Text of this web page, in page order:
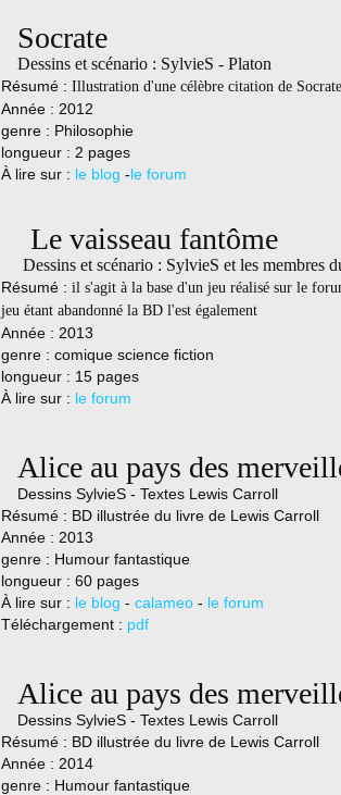
Socrate
Dessins et scénario : SylvieS - Platon
Résumé : Illustration d'une célèbre citation de Socrate
Année : 2012
genre : Philosophie
longueur : 2 pages
À lire sur : le blog -le forum
Le vaisseau fantôme
Dessins et scénario : SylvieS et les membres
Résumé : il s'agit à la base d'un jeu réalisé sur le
jeu étant abandonné la BD l'est également
Année : 2013
genre : comique science fiction
longueur : 15 pages
À lire sur : le forum
Alice au pays des
Dessins SylvieS - Textes Lewis Carroll
Résumé : BD illustrée du livre de Lewis Carroll
Année : 2013
genre : Humour fantastique
longueur : 60 pages
À lire sur : le blog - calameo - le forum
Téléchargement : pdf
Alice au pays des
Dessins SylvieS - Textes Lewis Carroll
Résumé : BD illustrée du livre de Lewis Carroll
Année : 2014
genre : Humour fantastique